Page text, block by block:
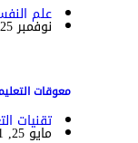
علم
نوفمبر 25, 2020
معوقات
تقنيات
مايو 25, 2021